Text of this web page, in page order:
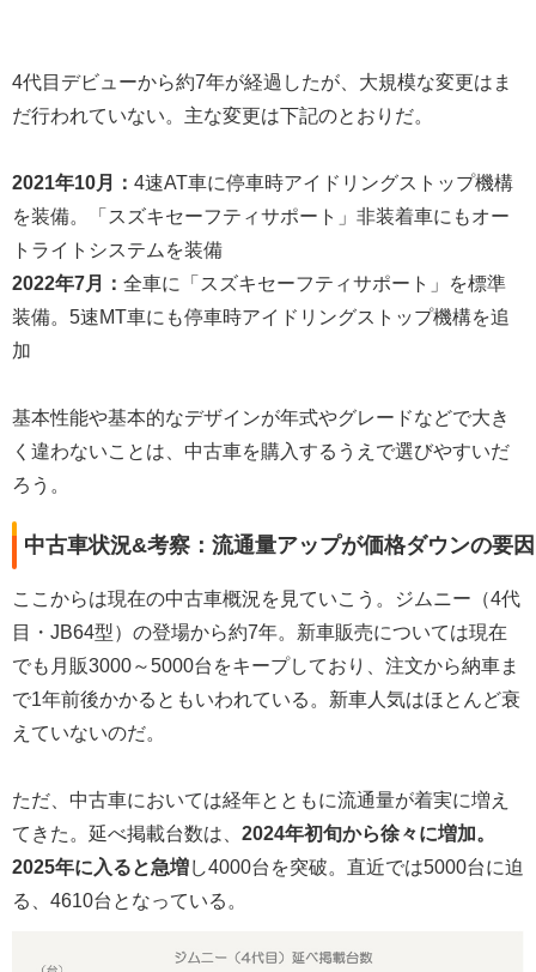
4代目デビューから約7年が経過したが、大規模な変更はま
だ行われていない。主な変更は下記のとおりだ。
2021年10月： 4速AT車に停車時アイドリングストップ機構
を装備。「スズキセーフティサポート」非装着車にもオー
トライトシステムを装備
2022年7月： 全車に「スズキセーフティサポート」を標準
装備。5速MT車にも停車時アイドリングストップ機構を追
加
基本性能や基本的なデザインが年式やグレードなどで大き
く違わないことは、中古車を購入するうえで選びやすいだ
ろう。
中古車状況&考察：流通量アップが価格ダウンの要因
ここからは現在の中古車概況を見ていこう。ジムニー（4代
目・JB64型）の登場から約7年。新車販売については現在
でも月販3000～5000台をキープしており、注文から納車ま
で1年前後かかるともいわれている。新車人気はほとんど衰
えていないのだ。
ただ、中古車においては経年とともに流通量が着実に増え
てきた。延べ掲載台数は、 2024年初旬から徐々に増加。
2025年に入ると急増し4000台を突破。直近では5000台に迫
る、4610台となっている。